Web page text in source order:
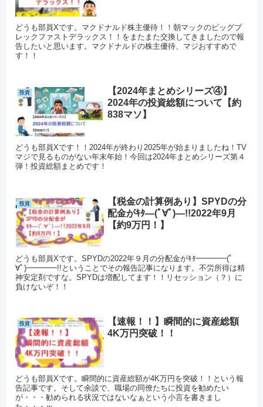
どうも部員Xです。マクドナルド株主優待！！朝マックのビッグブ
レックファストデラックス！！をまたまた交換してきましたので報
告したいと思います。マクドナルドの株主優待、マジおすすめで
す！！
投資
【2024年まとめシリーズ④】
2024年の投資総額について【約
838マソ】
どうも部員Xです！！2024年が終わり2025年が始まりましたね！TV
マジで見るものがない年末年始！今回は2024年まとめシリーズ第４
弾！投資総額まとめです！
投資
【税金の計算例あり】SPYDの分
配金がｷﾀ―(ﾟ∀ﾟ)―!!2022年9月
【約9万円！】
どうも部員Xです。SPYDの2022年９月の分配金がｷﾀ━━━━(ﾟ
∀ﾟ)━━━━!!ということでその報告記事になります。不労所得は精
神安定剤ですな。SPYDは増配してます！！リセッション（？）に
負けないぞ！！
投資
【速報！！】瞬間的に資産総額
4K万円突破！！
どうも部員Xです。瞬間的に資産総額が4K万円を突破！！という報
告記事です。そして余談で、職場の同僚たちに投資を勧めたい
が・・・勧められる状況ではないなぁという小言を書きまし